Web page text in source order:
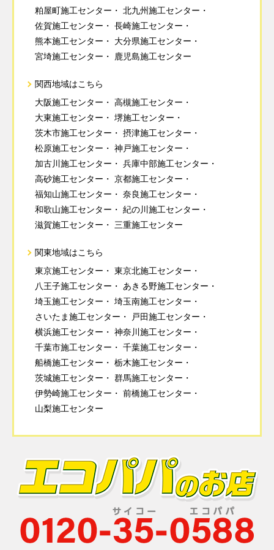
粕屋町施工センター
北九州施工センター
佐賀施工センター
長崎施工センター
熊本施工センター
大分県施工センター
宮埼施工センター
鹿児島施工センター
関西地域はこちら
大阪施工センター
高槻施工センター
大東施工センター
堺施工センター
茨木市施工センター
摂津施工センター
松原施工センター
神戸施工センター
加古川施工センター
兵庫中部施工センター
高砂施工センター
京都施工センター
福知山施工センター
奈良施工センター
和歌山施工センター
紀の川施工センター
滋賀施工センター
三重施工センター
関東地域はこちら
東京施工センター
東京北施工センター
八王子施工センター
あきる野施工センター
埼玉施工センター
埼玉南施工センター
さいたま施工センター
戸田施工センター
横浜施工センター
神奈川施工センター
千葉市施工センター
千葉施工センター
船橋施工センター
栃木施工センター
茨城施工センター
群馬施工センター
伊勢崎施工センター
前橋施工センター
山梨施工センター